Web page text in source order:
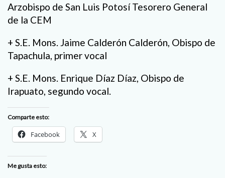
Arzobispo de San Luis Potosí Tesorero General
de la CEM
+ S.E. Mons. Jaime Calderón Calderón, Obispo de
Tapachula, primer vocal
+ S.E. Mons. Enrique Díaz Díaz, Obispo de
Irapuato, segundo vocal.
Comparte esto:
Facebook X
Me gusta esto: